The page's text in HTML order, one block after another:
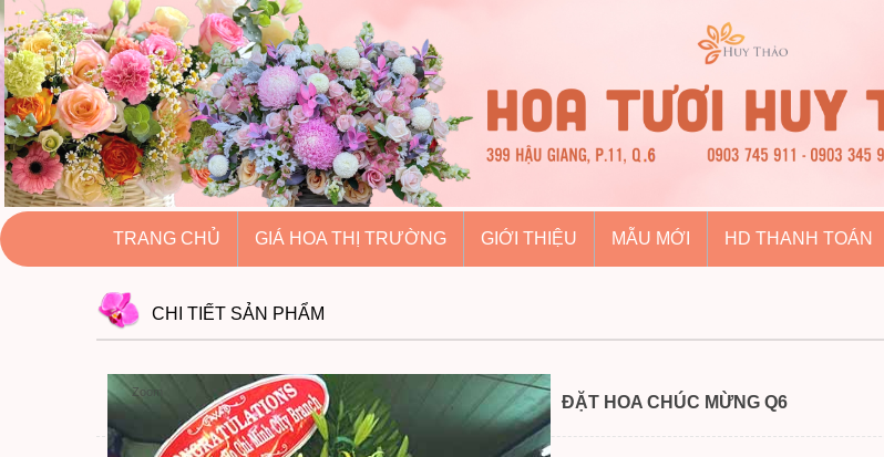
hoatuoihuythao.com
hoatuoihuythao.com
//hoatuoihuythao.com/
TRANG CHỦ GIÁ HOA THỊ TRƯỜNG GIỚI THIỆU MẪU MỚI HD THANH TOÁN
CHI TIẾT SẢN PHẨM
Zoom
ĐẶT HOA CHÚC MỪNG Q6